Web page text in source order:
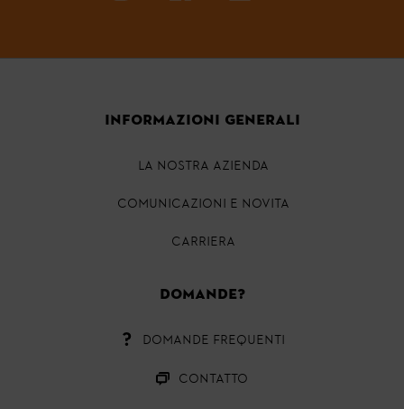
INFORMAZIONI GENERALI
LA NOSTRA AZIENDA
COMUNICAZIONI E NOVITA
CARRIERA
Domande?
DOMANDE FREQUENTI
CONTATTO